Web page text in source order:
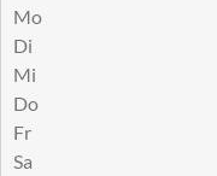
Mo
Di
Mi
Do
Fr
Sa